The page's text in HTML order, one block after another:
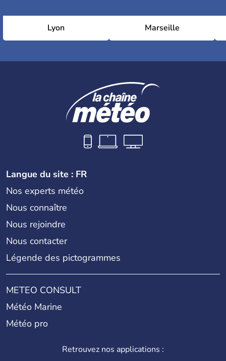
Lyon Marseille
Langue du site : FR
Nos experts météo
Nous connaître
Nous rejoindre
Nous contacter
Légende des pictogrammes
METEO CONSULT
Météo Marine
Météo pro
Retrouvez nos applications :